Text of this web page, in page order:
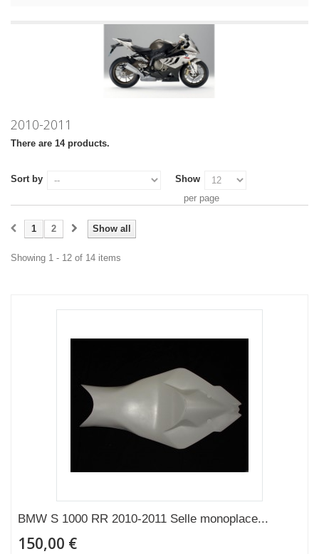
2010-2011
There are 14 products.
Sort by
Show
per page
Show all
1 2
Showing 1 - 12 of 14 items
BMW S 1000 RR 2010-2011 Selle monoplace...
150,00 €